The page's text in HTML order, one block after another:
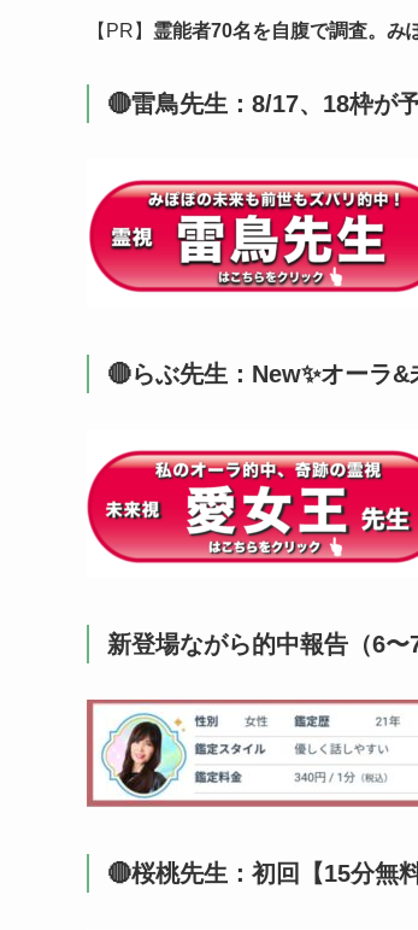
【PR】 霊能者70名を自腹で調査。み
🔴雷鳥先生：8/17、18枠が
🔴らぶ先生：New✨オーラ
新登場ながら的中報告（6〜
🔴桜桃先生：初回【15分無